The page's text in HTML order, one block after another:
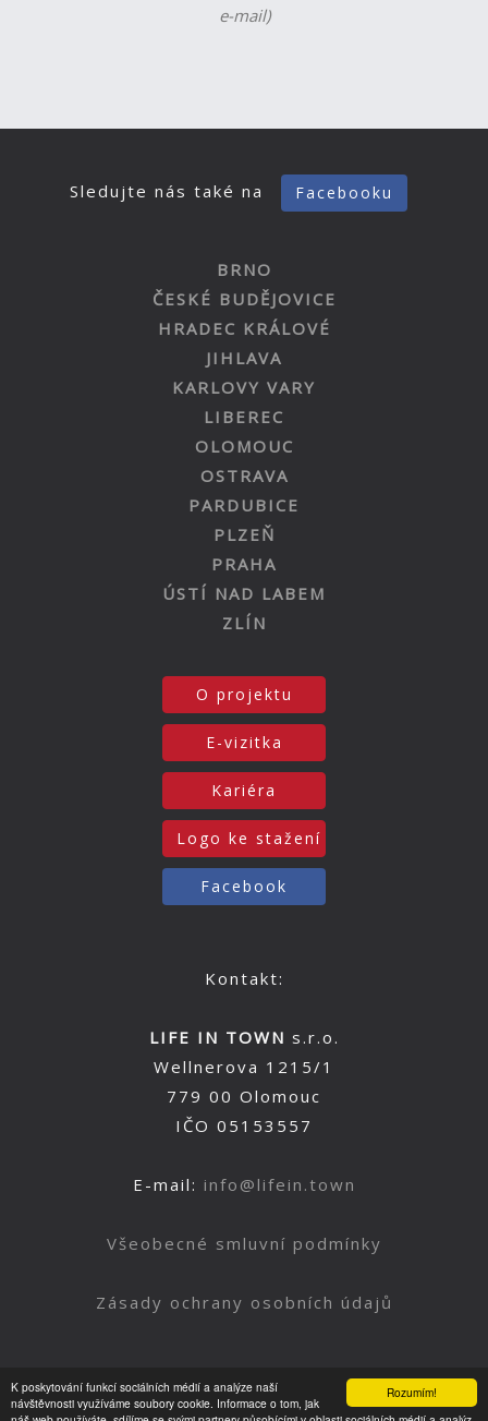
Rozumím!
K poskytování funkcí sociálních médií a analýze naší
návštěvnosti využíváme soubory cookie. Informace o tom, jak
e-mail)
Sledujte nás také na Facebooku
BRNO
ČESKÉ BUDĚJOVICE
HRADEC KRÁLOVÉ
JIHLAVA
KARLOVY VARY
LIBEREC
OLOMOUC
OSTRAVA
PARDUBICE
PLZEŇ
PRAHA
ÚSTÍ NAD LABEM
ZLÍN
O projektu
E-vizitka
Kariéra
Logo ke stažení
Facebook
Kontakt:
LIFE IN TOWN s.r.o.
Wellnerova 1215/1
779 00 Olomouc
IČO 05153557
E-mail: info@lifein.town
Všeobecné smluvní podmínky
Zásady ochrany osobních údajů
Nahoru